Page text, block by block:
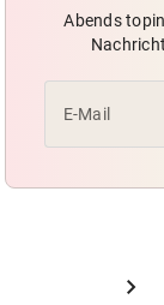
Abends
E-Mail
chevron_right